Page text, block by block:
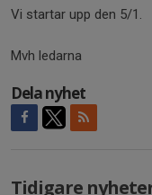
Vi startar upp den 5/1.
Mvh ledarna
Dela nyhet
Tidigare